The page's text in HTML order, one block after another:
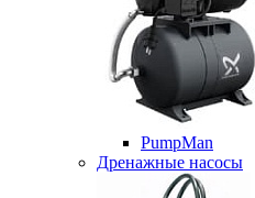
PumpMan
Дренажные насосы